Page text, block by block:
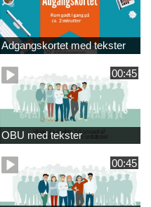
Adgangskortet med tekster
00:45
OBU med tekster
00:45